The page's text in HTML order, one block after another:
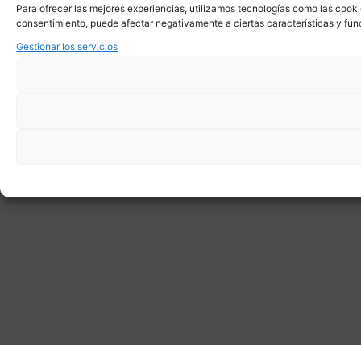
Para ofrecer las mejores experiencias, utilizamos tecnologías como las
consentimiento, puede afectar negativamente a ciertas características y
Gestionar los servicios